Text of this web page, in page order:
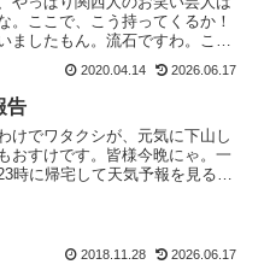
。ここで、こう持ってくるか！
ましたもん。流石ですわ。こっ
2020.04.14 2026.06.17
告
けでワタクシが、元気に下山し
おすけです。皆様今晩にゃ。一
時に帰宅して天気予報を見る
でバテるかも...
2018.11.28 2026.06.17